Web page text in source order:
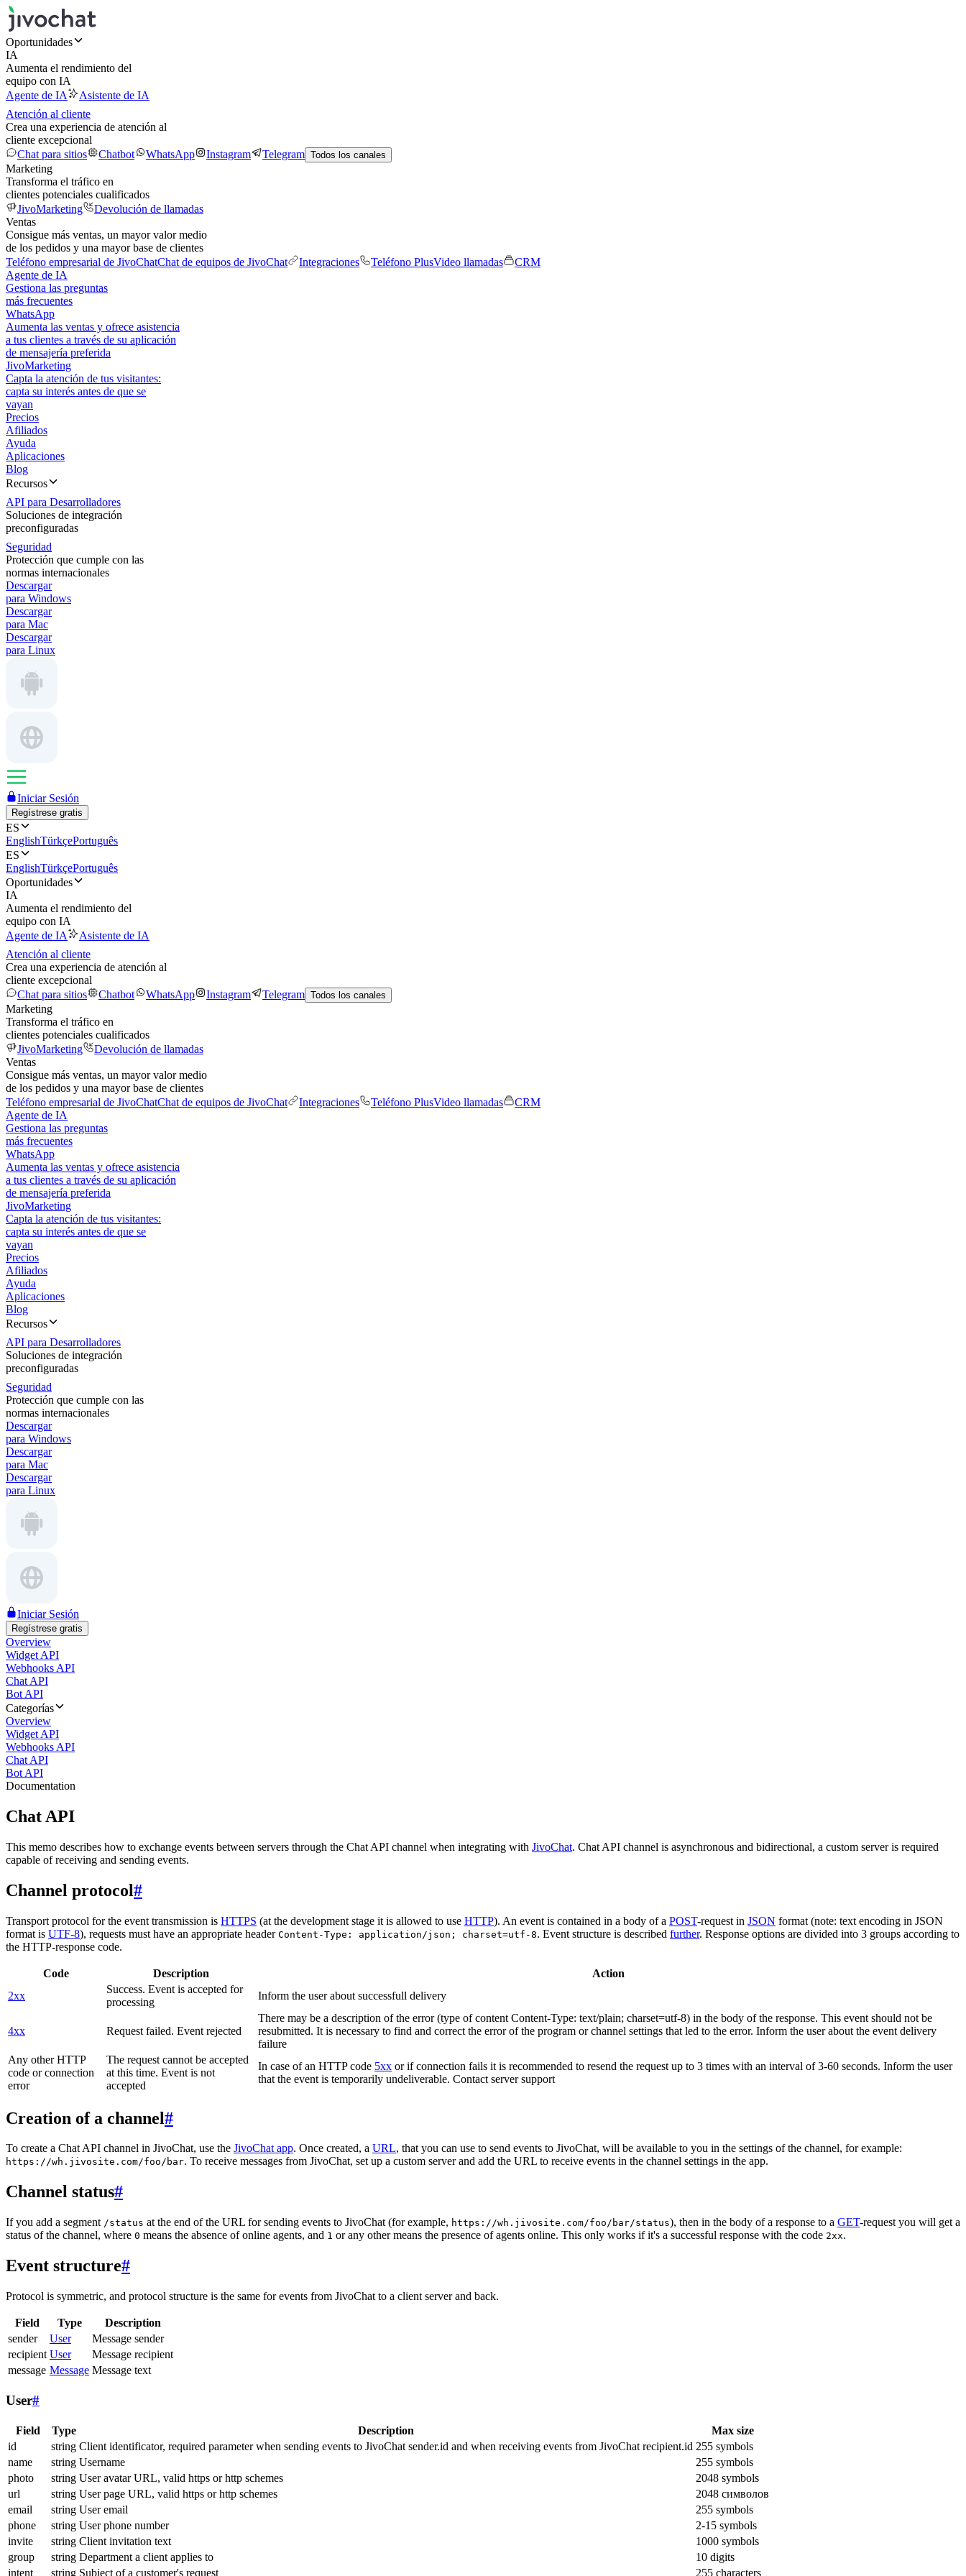
Oportunidades
IA
Aumenta el rendimiento del
equipo con IA
Agente de IA
Asistente de IA
Atención al cliente
Crea una experiencia de atención al
cliente excepcional
Chat para sitios
Chatbot WhatsApp Instagram Telegram Todos los canales
Marketing
Transforma el tráfico en
clientes potenciales cualificados
JivoMarketing
Devolución de llamadas
Ventas
Consigue más ventas, un mayor valor medio
de los pedidos y una mayor base de clientes
Teléfono empresarial de JivoChatChat de equipos de JivoChat Integraciones Teléfono PlusVideo llamadas
CRM
Agente de IA
Gestiona las preguntas
más frecuentes
WhatsApp
Aumenta las ventas y ofrece asistencia
a tus clientes a través de su aplicación
de mensajería preferida
JivoMarketing
Capta la atención de tus visitantes:
capta su interés antes de que se
vayan
Precios
Afiliados
Ayuda
Aplicaciones
Blog
Recursos
API para Desarrolladores
Soluciones de integración
preconfiguradas
Seguridad
Protección que cumple con las
normas internacionales
Descargar
para Windows
Descargar
para Mac
Descargar
para Linux
Iniciar Sesión
Regístrese gratis
ES
EnglishTürkçePortuguês
ES
EnglishTürkçePortuguês
Oportunidades
IA
Aumenta el rendimiento del
equipo con IA
Agente de IA
Asistente de IA
Atención al cliente
Crea una experiencia de atención al
cliente excepcional
Chat para sitios
Chatbot WhatsApp Instagram Telegram Todos los canales
Marketing
Transforma el tráfico en
clientes potenciales cualificados
JivoMarketing
Devolución de llamadas
Ventas
Consigue más ventas, un mayor valor medio
de los pedidos y una mayor base de clientes
Teléfono empresarial de JivoChatChat de equipos de JivoChat Integraciones Teléfono PlusVideo llamadas
CRM
Agente de IA
Gestiona las preguntas
más frecuentes
WhatsApp
Aumenta las ventas y ofrece asistencia
a tus clientes a través de su aplicación
de mensajería preferida
JivoMarketing
Capta la atención de tus visitantes:
capta su interés antes de que se
vayan
Precios
Afiliados
Ayuda
Aplicaciones
Blog
Recursos
API para Desarrolladores
Soluciones de integración
preconfiguradas
Seguridad
Protección que cumple con las
normas internacionales
Descargar
para Windows
Descargar
para Mac
Descargar
para Linux
Iniciar Sesión
Regístrese gratis
Overview
Widget API
Webhooks API
Chat API
Bot API
Categorías
Overview
Widget API
Webhooks API
Chat API
Bot API
Documentation
Chat API
This memo describes how to exchange events between servers through the Chat API channel when integrating with JivoChat. Chat API channel is asynchronous and bidirectional, a custom server is required
capable of receiving and sending events.
Channel protocol#
Transport protocol for the event transmission is HTTPS (at the development stage it is allowed to use HTTP). An event is contained in a body of a POST-request in JSON format (note: text encoding in JSON
format is UTF-8), requests must have an appropriate header Content-Type: application/json; charset=utf-8. Event structure is described further. Response options are divided into 3 groups according to
the HTTP-response code.
Code Description
Action
2xx
Success. Event is accepted for
processing
Inform the user about successfull delivery
4xx Request failed. Event rejected
There may be a description of the error (type of content Content-Type: text/plain; charset=utf-8) in the body of the response. This event should not be
resubmitted. It is necessary to find and correct the error of the program or channel settings that led to the error. Inform the user about the event delivery
failure
Any other HTTP
code or connection
error
The request cannot be accepted
at this time. Event is not
accepted
In case of an HTTP code 5xx or if connection fails it is recommended to resend the request up to 3 times with an interval of 3-60 seconds. Inform the user
that the event is temporarily undeliverable. Contact server support
Creation of a channel#
To create a Chat API channel in JivoChat, use the JivoChat app. Once created, a URL, that you can use to send events to JivoChat, will be available to you in the settings of the channel, for example:
https://wh.jivosite.com/foo/bar. To receive messages from JivoChat, set up a custom server and add the URL to receive events in the channel settings in the app.
Channel status#
If you add a segment /status at the end of the URL for sending events to JivoChat (for example, https://wh.jivosite.com/foo/bar/status), then in the body of a response to a GET-request you will get a
status of the channel, where 0 means the absence of online agents, and 1 or any other means the presence of agents online. This only works if it's a successful response with the code 2xx.
Event structure#
Protocol is symmetric, and protocol structure is the same for events from JivoChat to a client server and back.
Field Type
Description
sender
User
Message sender
recipient User
Message recipient
message Message Message text
User#
Field Type Description
Max size
id
string Client identificator, required parameter when sending events to JivoChat sender.id and when receiving events from JivoChat recipient.id 255 symbols
name
string Username
255 symbols
photo
string User avatar URL, valid https or http schemes
2048 symbols
url
string User page URL, valid https or http schemes
2048 символов
email
string User email
255 symbols
phone
string User phone number
2-15 symbols
invite
string Client invitation text
1000 symbols
group
string Department a client applies to
10 digits
intent
string Subject of a customer's request 255 characters